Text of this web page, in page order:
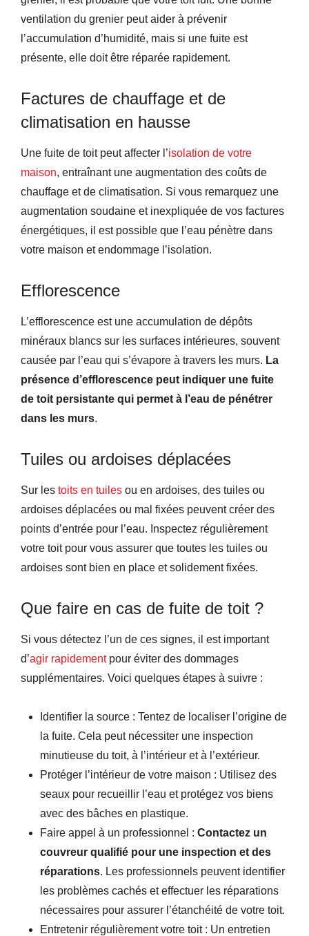
ventilation du grenier peut aider à prévenir
l’accumulation d’humidité, mais si une fuite est
présente, elle doit être réparée rapidement.
Factures de chauffage et de
climatisation en hausse
Une fuite de toit peut affecter l’isolation de votre
maison, entraînant une augmentation des coûts de
chauffage et de climatisation. Si vous remarquez une
augmentation soudaine et inexpliquée de vos factures
énergétiques, il est possible que l’eau pénètre dans
votre maison et endommage l’isolation.
Efflorescence
L’efflorescence est une accumulation de dépôts
minéraux blancs sur les surfaces intérieures, souvent
causée par l’eau qui s’évapore à travers les murs. La
présence d’efflorescence peut indiquer une fuite
de toit persistante qui permet à l’eau de pénétrer
dans les murs.
Tuiles ou ardoises déplacées
Sur les toits en tuiles ou en ardoises, des tuiles ou
ardoises déplacées ou mal fixées peuvent créer des
points d’entrée pour l’eau. Inspectez régulièrement
votre toit pour vous assurer que toutes les tuiles ou
ardoises sont bien en place et solidement fixées.
Que faire en cas de fuite de toit ?
Si vous détectez l’un de ces signes, il est important
d’agir rapidementpour éviter des dommages
supplémentaires. Voici quelques étapes à suivre :
Identifier la source : Tentez de localiser l’origine de
la fuite. Cela peut nécessiter une inspection
minutieuse du toit, à l’intérieur et à l’extérieur.
Protéger l’intérieur de votre maison : Utilisez des
seaux pour recueillir l’eau et protégez vos biens
avec des bâches en plastique.
Faire appel à un professionnel : Contactez un
couvreur qualifié pour une inspection et des
réparations. Les professionnels peuvent identifier
les problèmes cachés et effectuer les réparations
nécessaires pour assurer l’étanchéité de votre toit.
Entretenir régulièrement votre toit : Un entretien